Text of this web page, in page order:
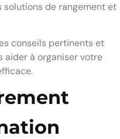
solutions de rangement et
conseils pertinents et
aider à organiser votre